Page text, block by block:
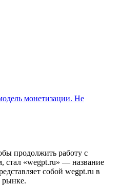
монетизации. Не
продолжить работу с
стал «wegpt.ru» — название
собой wegpt.ru в
рынке.